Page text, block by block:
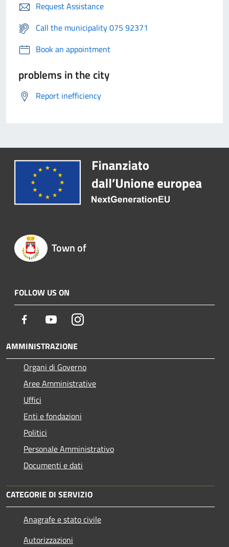
Request Assistance
Call the municipality 075 92371
Book an appointment
problems in the city
Report inefficiency
Town of
FOLLOW US ON
Facebook YoutubeInstagram
AMMINISTRAZIONE
Organi di Governo
Aree Amministrative
Uffici
Enti e fondazioni
Politici
Personale Amministrativo
Documenti e dati
CATEGORIE DI SERVIZIO
Anagrafe e stato civile
Autorizzazioni